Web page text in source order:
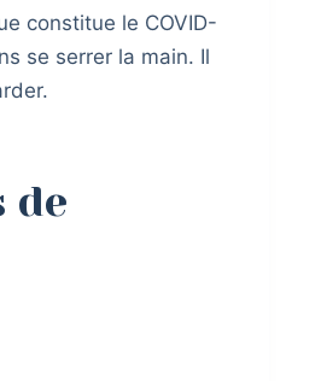
constitue le COVID-
se serrer la main. Il
de